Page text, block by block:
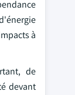
à
de
devant